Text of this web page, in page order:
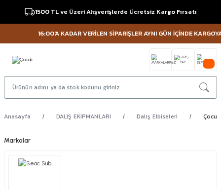
1500 TL ve Üzeri Alışverişlerde Ücretsiz Kargo Fırsatı
16:00'A KADAR VERİLEN SİPARİŞLER AYNI GÜN İÇİNDE KARGOYA
Anasayfa DALIŞ EKİPMANLARI Dalış Elbiseleri Çocuk
Markalar